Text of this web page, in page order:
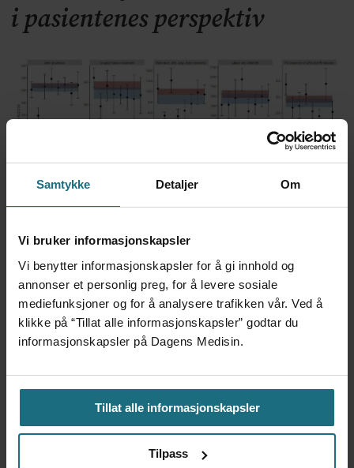
Samtykke Detaljer Om
Vi bruker informasjonskapsler
Vi benytter informasjonskapsler for å gi innhold og
annonser et personlig preg, for å levere sosiale
mediefunksjoner og for å analysere trafikken vår. Ved å
klikke på “Tillat alle informasjonskapsler” godtar du
informasjonskapsler på Dagens Medisin.
Tillat alle informasjonskapsler
Tilpass
i pasientenes perspektiv
Kvalitet er ikke motstykket til
økonomi